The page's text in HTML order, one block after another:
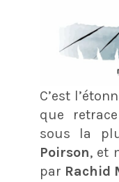
C’est
que
sous la
Poirson, et
par Rachid